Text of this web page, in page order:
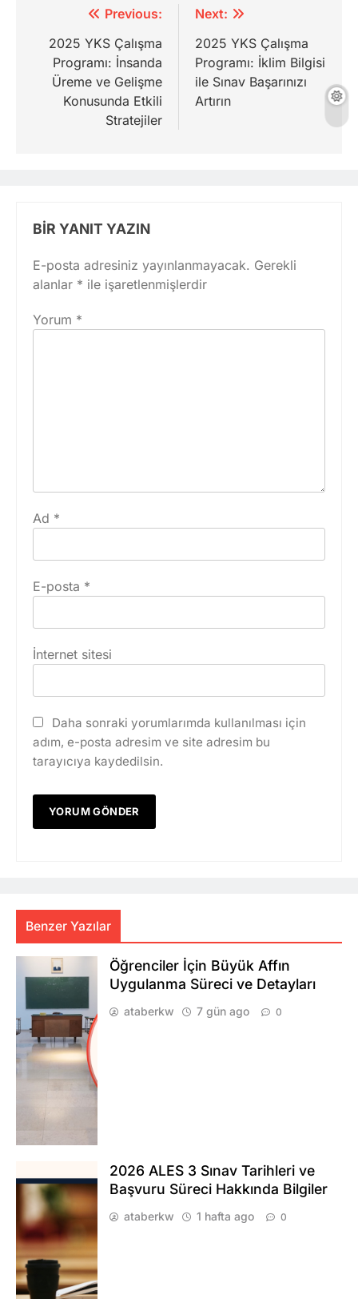
gezinmesi
Previous:
2025 YKS Çalışma
Programı: İnsanda
Üreme ve Gelişme
Konusunda Etkili
Stratejiler
Next:
2025 YKS Çalışma
Programı: İklim Bilgisi
ile Sınav Başarınızı
Artırın
BIR YANIT YAZIN
E-posta adresiniz yayınlanmayacak. Gerekli
alanlar * ile işaretlenmişlerdir
Yorum *
Ad *
E-posta *
İnternet sitesi
Daha sonraki yorumlarımda kullanılması için
adım, e-posta adresim ve site adresim bu
tarayıcıya kaydedilsin.
Benzer Yazılar
Öğrenciler İçin Büyük Affın
Uygulanma Süreci ve Detayları
ataberkw 7 gün ago 0
2026 ALES 3 Sınav Tarihleri ve
Başvuru Süreci Hakkında Bilgiler
ataberkw 1 hafta ago 0